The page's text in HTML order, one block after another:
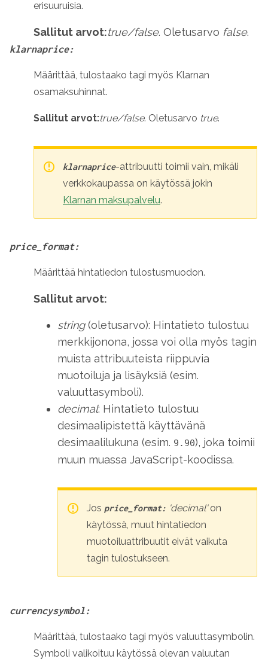
erisuuruisia.
Sallitut arvot:true/false. Oletusarvo false.
klarnaprice:
Määrittää, tulostaako tagi myös Klarnan
osamaksuhinnat.
Sallitut arvot:true/false. Oletusarvo true.
klarnaprice-attribuutti toimii vain, mikäli
verkkokaupassa on käytössä jokin
Klarnan maksupalvelu.
price_format:
Määrittää hintatiedon tulostusmuodon.
Sallitut arvot:
string(oletusarvo): Hintatieto tulostuu
merkkijonona, jossa voi olla myös tagin
muista attribuuteista riippuvia
muotoiluja ja lisäyksiä (esim.
valuuttasymboli).
decimal: Hintatieto tulostuu
desimaalipistettä käyttävänä
desimaalilukuna (esim. 9.90), joka toimii
muun muassa JavaScript-koodissa.
Jos price_format: 'decimal'on
käytössä, muut hintatiedon
muotoiluattribuutit eivät vaikuta
tagin tulostukseen.
currencysymbol:
Määrittää, tulostaako tagi myös valuuttasymbolin.
Symboli valikoituu käytössä olevan valuutan